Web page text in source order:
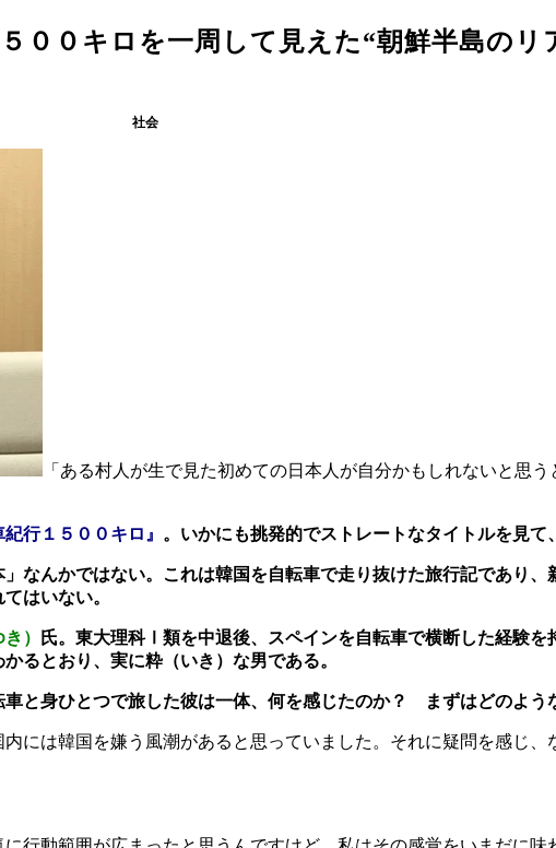
００キロを一周して見えた“朝鮮半島のリ
社会
「ある村人が生で見た初めての日本人が自分かもしれないと思
行１５００キロ』 。いかにも挑発的でストレートなタイトルを見て
なんかではない。これは韓国を自転車で走り抜けた旅行記であり
はいない。
）
氏。東大理科Ⅰ類を中退後、スペインを自転車で横断した経験
るとおり、実に粋（いき）な男である。
と身ひとつで旅した彼は一体、何を感じたのか？ まずはどのよう
には韓国を嫌う風潮があると思っていました。それに疑問を感じ